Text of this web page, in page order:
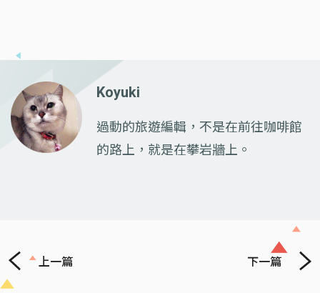
Koyuki
過動的旅遊編輯，不是在前往咖啡館
的路上，就是在攀岩牆上。
上一篇 下一篇